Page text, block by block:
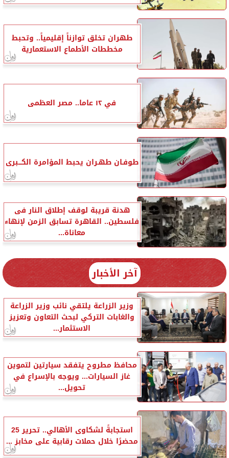
طهران تخلق توازناً إقليمياً.. وتحبط
مخططات الأطماع الاستعمارية
في ١٢ عاما.. مصر العظمى
طوفـان طهـران يحبط المؤامرة الكـــبرى
هدنة قريبة لوقف إطلاق النار فى
فلسطين.. القاهرة تسابق الزمن لإنهاء
معاناة...
آخر الأخبار
وزير الزراعة يلتقي نائب وزير الزراعة
والغابات التركي لبحث التعاون وتعزيز
الاستثمار...
محافظ مطروح يتفقد سيارتين لتموين
غاز السيارات... ويوجه بالإسراع في
تحويل...
استجابةً لشكاوى الأهالي.. تحرير 25
محضرًا خلال حملات رقابية على مخابز ...